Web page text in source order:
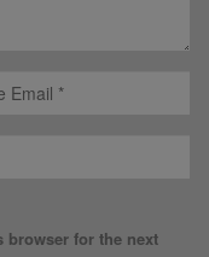
browser for the next